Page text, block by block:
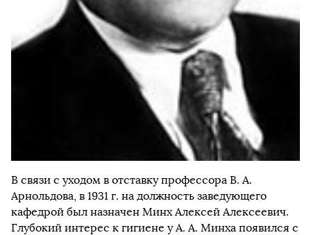
В связи с уходом в отставку профессора В. А.
Арнольдова, в 1931 г. на должность заведующего
кафедрой был назначен Минх Алексей Алексеевич.
Глубокий интерес к гигиене у А. А. Минха появился с